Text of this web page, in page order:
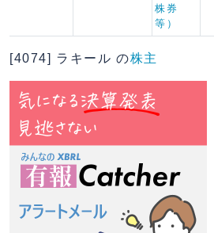
株券
等）
[4074] ラキール の株主